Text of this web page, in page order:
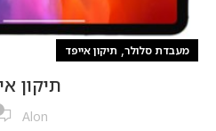
מעבדת סלולר, תיקון אייפד
תיקון
Alon